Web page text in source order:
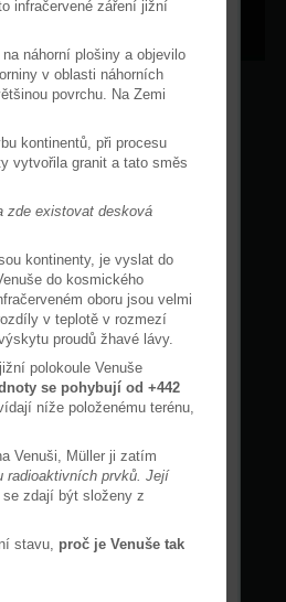
infračervené záření jižní
náhorní plošiny a objevilo
v oblasti náhorních
povrchu. Na Zemi
kontinentů, při procesu
vytvořila granit a tato směs
zde existovat desková
kontinenty, je vyslat do
do kosmického
oboru jsou velmi
v teplotě v rozmezí
proudů žhavé lávy.
se pohybují od +442
níže položenému terénu,
Venuši, Müller ji zatím
radioaktivních prvků. Její
se zdají být složeny z
stavu, proč je Venuše tak